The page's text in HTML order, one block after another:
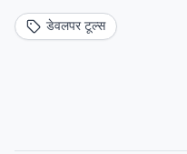
डेवलपर टूल्स